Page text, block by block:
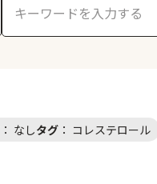
： なしタグ ： コレステロール